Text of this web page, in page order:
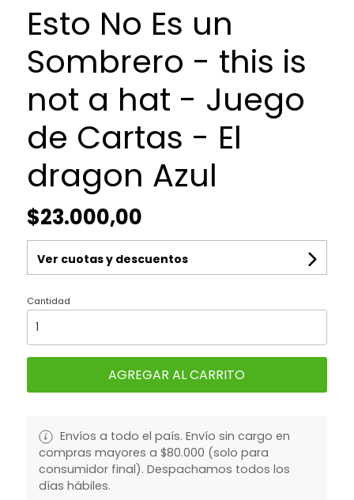
Esto No Es un
Sombrero - this is
not a hat - Juego
de Cartas - El
dragon Azul
$23.000,00
Ver cuotas y descuentos
Cantidad
AGREGAR AL CARRITO
Envíos a todo el país. Envío sin cargo en
compras mayores a $80.000 (solo para
consumidor final). Despachamos todos los
días hábiles.